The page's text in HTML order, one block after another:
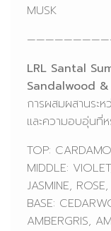
MUSK
LRL Santal
Sandalwood
การผสมผสานระ
และความอบอุ่นที่ห
TOP:
MIDDLE:
JASMINE,
BASE:
AMBERGRIS,